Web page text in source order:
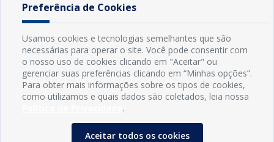
Preferência de Cookies
Usamos cookies e tecnologias semelhantes que são
necessárias para operar o site. Você pode consentir com
o nosso uso de cookies clicando em "Aceitar" ou
gerenciar suas preferências clicando em “Minhas opções”.
Para obter mais informações sobre os tipos de cookies,
como utilizamos e quais dados são coletados, leia nossa
.
Aceitar todos os cookies